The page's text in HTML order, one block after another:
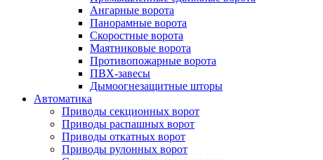
Ангарные ворота
Панорамные ворота
Скоростные ворота
Маятниковые ворота
Противопожарные ворота
ПВХ-завесы
Дымоогнезащитные шторы
Автоматика
Приводы секционных ворот
Приводы распашных ворот
Приводы откатных ворот
Приводы рулонных ворот